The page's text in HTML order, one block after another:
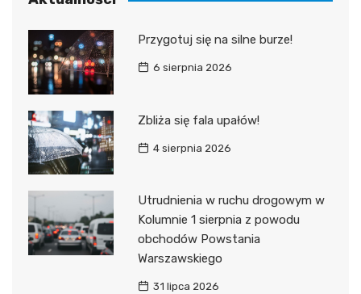
Przygotuj się na silne burze!
6 sierpnia 2026
Zbliża się fala upałów!
4 sierpnia 2026
Utrudnienia w ruchu drogowym w
Kolumnie 1 sierpnia z powodu
obchodów Powstania
Warszawskiego
31 lipca 2026